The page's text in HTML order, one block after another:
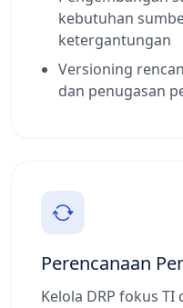
kebutuhan
ketergantungan
Versioning
dan penugasan
Perencanaan
Kelola DRP fokus